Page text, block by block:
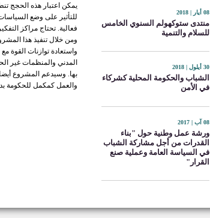
08 أيار | 2018
منتدى ستوكهولم السنوي الخامس
للسلام والتنمية
30 أيلول | 2018
الشباب والحكومة المحلية كشركاء
في الأمن
08 آب | 2017
ورشة عمل وطنية حول "بناء
القدرات من أجل مشاركة الشباب
في السياسة العامة وعملية صنع
القرار"
يمكن اعتبار هذه الحجج
للتأثير على وضع
فعالية. تحتاج مراكز
واستعادة توازنات القوة
المدني والمنظمات غير
بها. وسيدعم المشروع
والعمل كمكمل للحكومة